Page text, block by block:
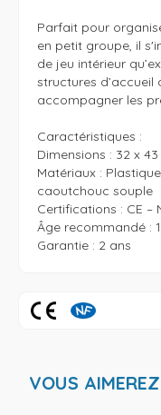
Parfait pour
en petit groupe, il
de jeu intérieur
structures
accompagner les
Caractéristiques :
Dimensions : 32 x
Matériaux :
caoutchouc souple
Certifications : CE –
Âge recommandé :
Garantie : 2 ans
VOUS